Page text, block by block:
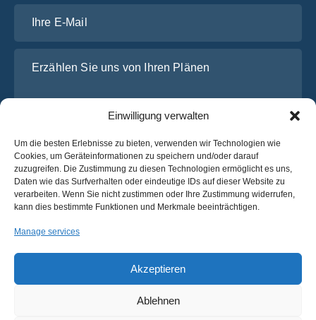
Einwilligung verwalten
Um die besten Erlebnisse zu bieten, verwenden wir Technologien wie
Cookies, um Geräteinformationen zu speichern und/oder darauf
zuzugreifen. Die Zustimmung zu diesen Technologien ermöglicht es uns,
Daten wie das Surfverhalten oder eindeutige IDs auf dieser Website zu
verarbeiten. Wenn Sie nicht zustimmen oder Ihre Zustimmung widerrufen,
kann dies bestimmte Funktionen und Merkmale beeinträchtigen.
Manage services
Akzeptieren
Ablehnen
Ich habe dieDatenschutz-Bestimmungenvon OsaBus
Ein Angebot einholen